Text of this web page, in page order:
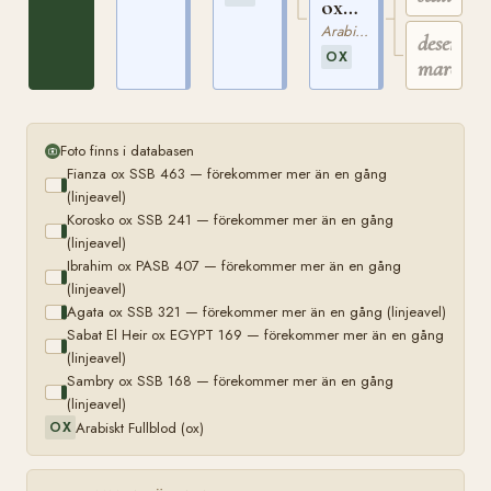
ox
SSB
168
Arabiskt Fullblod
OX
desert
mare
Foto finns i databasen
Fianza ox SSB 463 — förekommer mer än en gång
(linjeavel)
Korosko ox SSB 241 — förekommer mer än en gång
(linjeavel)
Ibrahim ox PASB 407 — förekommer mer än en gång
(linjeavel)
Agata ox SSB 321 — förekommer mer än en gång (linjeavel)
Sabat El Heir ox EGYPT 169 — förekommer mer än en gång
(linjeavel)
Sambry ox SSB 168 — förekommer mer än en gång
(linjeavel)
OX Arabiskt Fullblod (ox)